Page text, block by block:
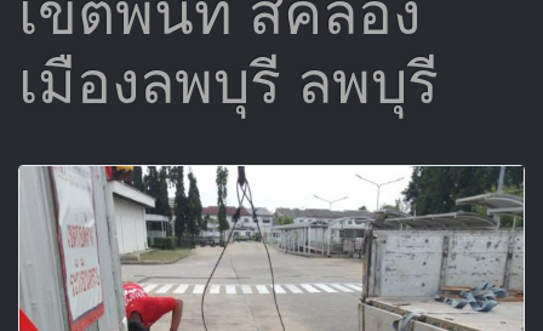
เมืองลพบุรี ลพบุรี